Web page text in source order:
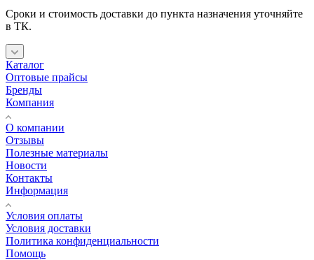
Сроки и стоимость доставки до пункта назначения уточняйте
в ТК.
Каталог
Оптовые прайсы
Бренды
Компания
О компании
Отзывы
Полезные материалы
Новости
Контакты
Информация
Условия оплаты
Условия доставки
Политика конфиденциальности
Помощь